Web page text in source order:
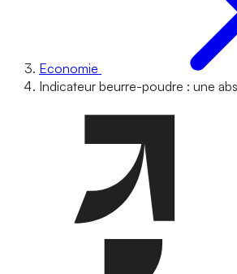
Economie
Indicateur beurre-poudre : une